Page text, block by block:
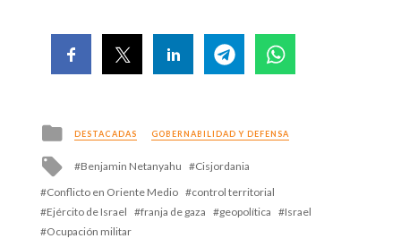
Posted
in
DESTACADAS GOBERNABILIDAD Y DEFENSA
Tagged
Benjamin Netanyahu
Cisjordania
Conflicto en Oriente Medio
control territorial
Ejército de Israel
franja de gaza geopolítica
Israel
Ocupación militar